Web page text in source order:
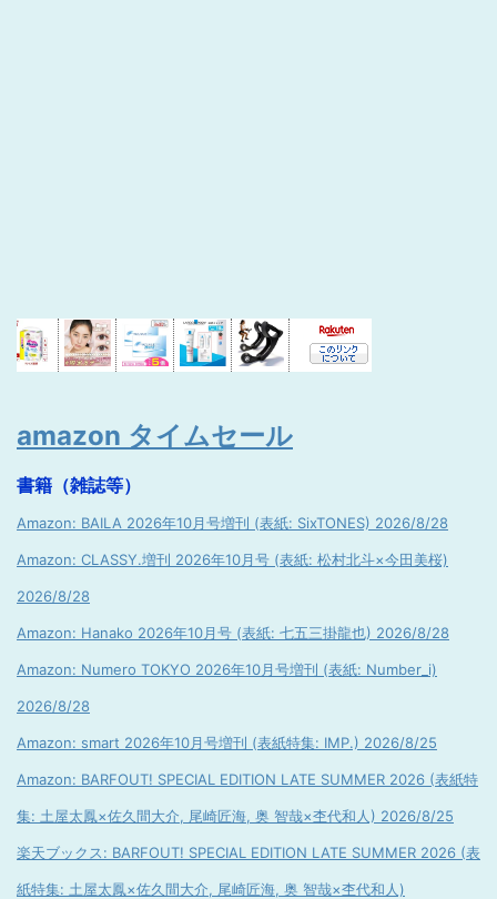
amazon タイムセール
書籍（雑誌等）
Amazon: BAILA 2026年10月号増刊 (表紙: SixTONES) 2026/8/28
Amazon: CLASSY.増刊 2026年10月号 (表紙: 松村北斗×今田美桜)
2026/8/28
Amazon: Hanako 2026年10月号 (表紙: 七五三掛龍也) 2026/8/28
Amazon: Numero TOKYO 2026年10月号増刊 (表紙: Number_i)
2026/8/28
Amazon: smart 2026年10月号増刊 (表紙特集: IMP.) 2026/8/25
Amazon: BARFOUT! SPECIAL EDITION LATE SUMMER 2026 (表紙特
集: 土屋太鳳×佐久間大介, 尾崎匠海, 奥 智哉×杢代和人) 2026/8/25
楽天ブックス: BARFOUT! SPECIAL EDITION LATE SUMMER 2026 (表
紙特集: 土屋太鳳×佐久間大介, 尾崎匠海, 奥 智哉×杢代和人)